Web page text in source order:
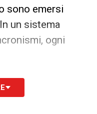
sono emersi
un sistema
ogni
fisicità e